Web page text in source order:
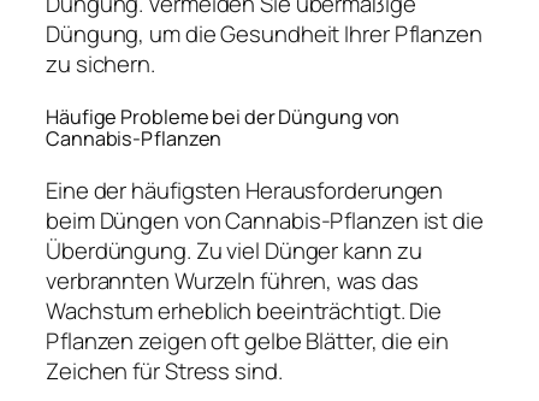
Düngung, um die Gesundheit Ihrer Pflanzen
zu sichern.
Häufige Probleme bei der Düngung von
Cannabis-Pflanzen
Eine der häufigsten Herausforderungen
beim Düngen von Cannabis-Pflanzen ist die
Überdüngung. Zu viel Dünger kann zu
verbrannten Wurzeln führen, was das
Wachstum erheblich beeinträchtigt. Die
Pflanzen zeigen oft gelbe Blätter, die ein
Zeichen für Stress sind.